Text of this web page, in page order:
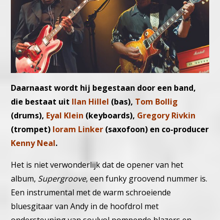
Daarnaast wordt hij begestaan door een band,
die bestaat uit Ilan Hillel (bas), Tom Bollig
(drums), Eyal Klein (keyboards), Gregory Rivkin
(trompet) Ioram Linker (saxofoon) en co-producer
Kenny Neal.
Het is niet verwonderlijk dat de opener van het
album, Supergroove, een funky groovend nummer is.
Een instrumental met de warm schroeiende
bluesgitaar van Andy in de hoofdrol met